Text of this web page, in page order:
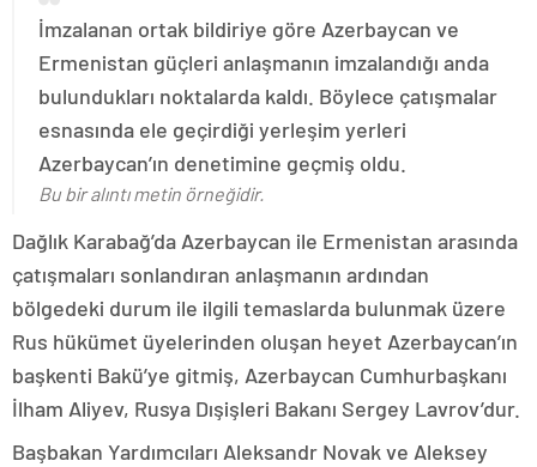
İmzalanan ortak bildiriye göre Azerbaycan ve
Ermenistan güçleri anlaşmanın imzalandığı anda
bulundukları noktalarda kaldı. Böylece çatışmalar
esnasında ele geçirdiği yerleşim yerleri
Azerbaycan’ın denetimine geçmiş oldu.
Bu bir alıntı metin örneğidir.
Dağlık Karabağ’da Azerbaycan ile Ermenistan arasında
çatışmaları sonlandıran anlaşmanın ardından
bölgedeki durum ile ilgili temaslarda bulunmak üzere
Rus hükümet üyelerinden oluşan heyet Azerbaycan’ın
başkenti Bakü’ye gitmiş, Azerbaycan Cumhurbaşkanı
İlham Aliyev, Rusya Dışişleri Bakanı Sergey Lavrov’dur.
Başbakan Yardımcıları Aleksandr Novak ve Aleksey